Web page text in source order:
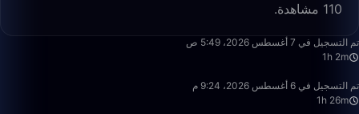
110 مشاهدة.
تم التسجيل في 7 أغسطس 2026، 5:49 ص
1h 2m
1:26:15
تم التسجيل في 6 أغسطس 2026، 9:24 م
1h 26m
1:55:14